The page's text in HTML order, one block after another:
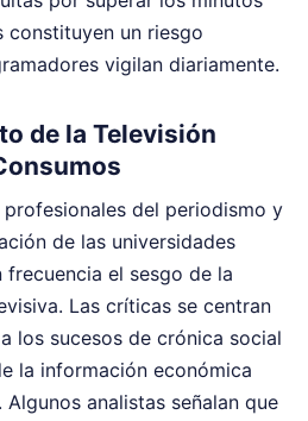
constituyen un riesgo
vigilan diariamente.
de la Televisión
del periodismo y
de las universidades
frecuencia el sesgo de la
Las críticas se centran
los sucesos de crónica social
la información económica
analistas señalan que